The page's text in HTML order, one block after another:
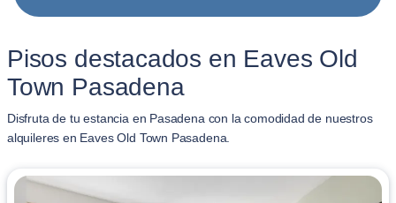
Pisos destacados en Eaves Old
Town Pasadena
Disfruta de tu estancia en Pasadena con la comodidad de nuestros
alquileres en Eaves Old Town Pasadena.